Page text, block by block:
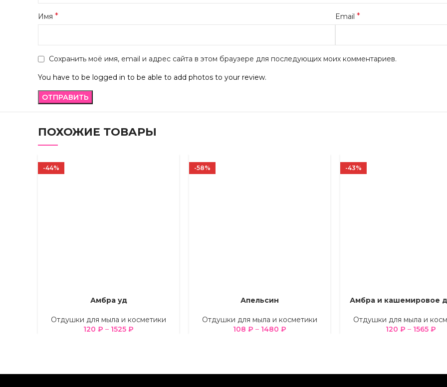
Имя * Email *
Сохранить моё имя, email и адрес сайта в этом браузере для последующих моих комментариев.
You have to be logged in to be able to add photos to your review.
ПОХОЖИЕ ТОВАРЫ
-44%
ВЫБЕРИТЕ ПАРАМЕТРЫ
Амбра уд
Отдушки для мыла и косметики
120 ₽ – 1525 ₽
-58%
ВЫБЕРИТЕ ПАРАМЕТРЫ
Апельсин
Отдушки для мыла и косметики
108 ₽ – 1480 ₽
-43%
ВЫБЕРИТЕ ПАРАМЕТРЫ
Амбра и кашемировое
Отдушки для мыла и
120 ₽ – 1565 ₽